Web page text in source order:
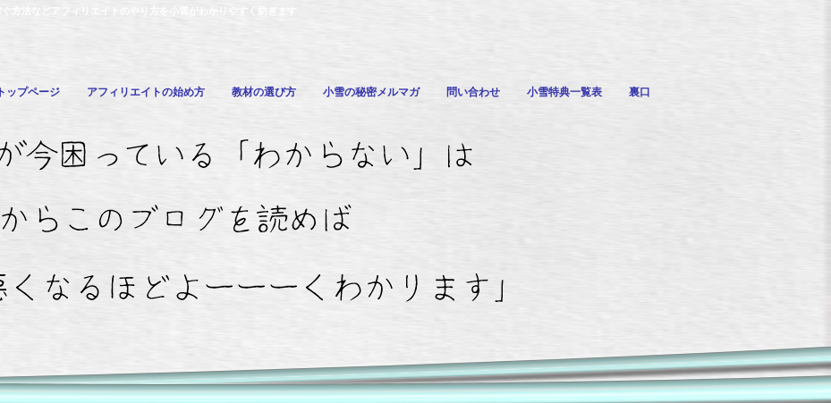
トップページ アフィリエイトの始め方 教材の選び方 小雪の秘密メルマガ 問い合わせ 小雪特典一覧表 裏口